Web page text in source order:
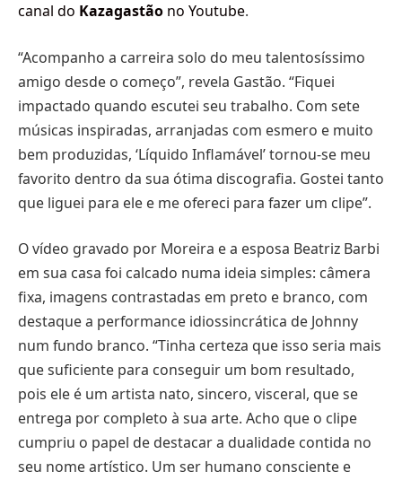
canal do Kazagastão no Youtube.
“Acompanho a carreira solo do meu talentosíssimo
amigo desde o começo”, revela Gastão. “Fiquei
impactado quando escutei seu trabalho. Com sete
músicas inspiradas, arranjadas com esmero e muito
bem produzidas, ‘Líquido Inflamável’ tornou-se meu
favorito dentro da sua ótima discografia. Gostei tanto
que liguei para ele e me ofereci para fazer um clipe”.
Ovídeo gravado por Moreira e a esposa Beatriz Barbi
em sua casa foi calcado numa ideia simples: câmera
fixa, imagens contrastadas em preto e branco, com
destaque a performance idiossincrática de Johnny
num fundo branco. “Tinha certeza que isso seria mais
que suficiente para conseguir um bom resultado,
pois ele é um artista nato, sincero, visceral, que se
entrega por completo à sua arte. Acho que o clipe
cumpriu o papel de destacar a dualidade contida no
seu nome artístico. Um ser humano consciente e